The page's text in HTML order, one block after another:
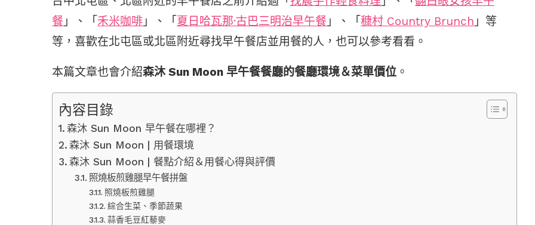
餐 」、「 禾米咖啡 」、「 夏日哈瓦那·古巴三明治早午餐 」、「 穅村 Country Brunch 」等
等，喜歡在北屯區或北區附近尋找早午餐店並用餐的人，也可以參考看看。
本篇文章也會介紹森沐 Sun Moon 早午餐餐廳的餐廳環境＆菜單價位 。
內容目錄
森沐 Sun Moon 早午餐在哪裡？
森沐 Sun Moon | 用餐環境
森沐 Sun Moon | 餐點介紹＆用餐心得與評價
照燒板煎雞腿早午餐拼盤
照燒板煎雞腿
綜合生菜、季節蔬果
蒜香毛豆紅藜麥